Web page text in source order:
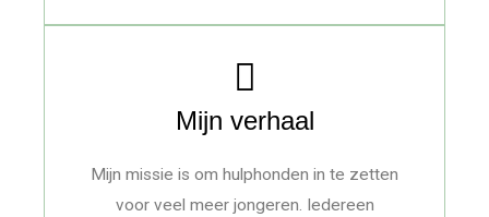
Mijn verhaal
Mijn missie is om hulphonden in te zetten
voor veel meer jongeren. Iedereen